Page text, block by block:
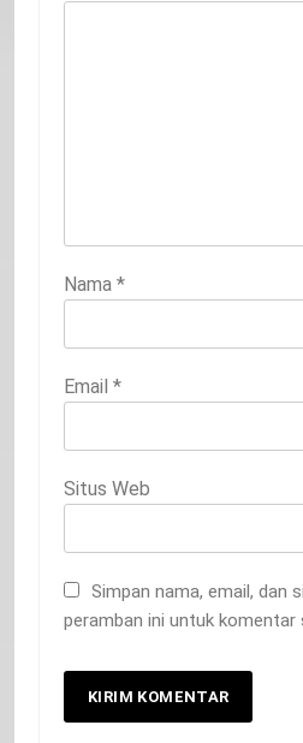
Nama *
Email *
Situs Web
Simpan nama, email, dan
peramban ini untuk komentar